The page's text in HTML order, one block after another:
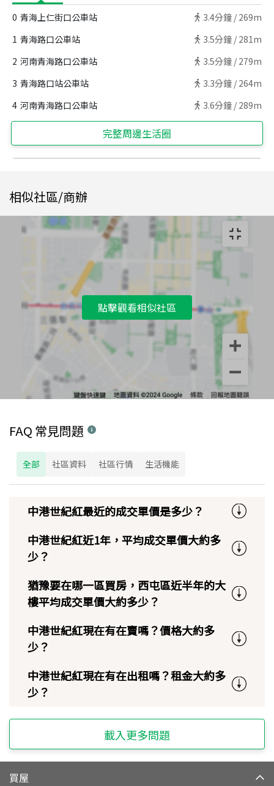
0 青海上仁街口公車站 3.4分鐘 / 269m
1 青海路口公車站 3.5分鐘 / 281m
2 河南青海路口公車站 3.5分鐘 / 279m
3 青海路口站公車站 3.3分鐘 / 264m
4 河南青海路口公車站 3.6分鐘 / 289m
完整周邊生活圈
相似社區/商辦
點擊觀看相似社區
FAQ 常見問題
全部 社區資料 社區行情 生活機能
中港世紀紅最近的成交單價是多少？
中港世紀紅近1年，平均成交單價大約多
少？
猶豫要在哪一區買房，西屯區近半年的大
樓平均成交單價大約多少？
中港世紀紅現在有在賣嗎？價格大約多
少？
中港世紀紅現在有在出租嗎？租金大約多
少？
載入更多問題
買屋